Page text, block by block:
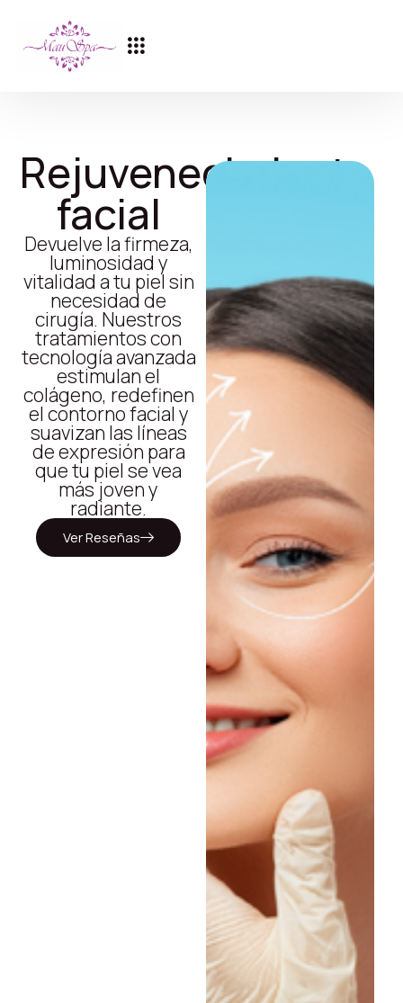
Rejuvenecimiento
facial
Devuelve la firmeza,
luminosidad y
vitalidad a tu piel sin
necesidad de
cirugía. Nuestros
tratamientos con
tecnología avanzada
estimulan el
colágeno, redefinen
el contorno facial y
suavizan las líneas
de expresión para
que tu piel se vea
más joven y
radiante.
Ver Reseñas